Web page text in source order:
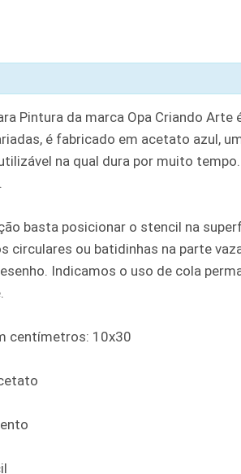
Pintura da marca Opa Criando
é fabricado em acetato azul,
na qual dura por muito
basta posicionar o stencil na
circulares ou batidinhas na parte
Indicamos o uso de cola
centímetros: 10x30